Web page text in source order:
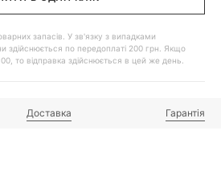
запасів. У зв'язку з випадками
здійснюється по передоплаті 200 грн. Якщо
то відправка здійснюється в цей же день.
Доставка Гарантія